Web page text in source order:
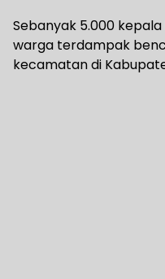
Sebanyak 5.000 kepala
warga terdampak
kecamatan di